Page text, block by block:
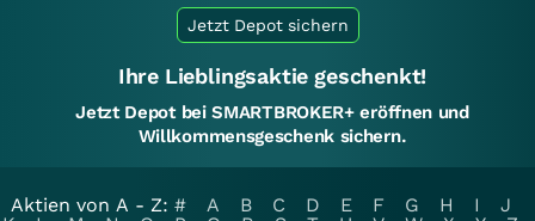
Jetzt Depot sichern
Ihre Lieblingsaktie geschenkt!
Jetzt Depot bei SMARTBROKER+ eröffnen und
Willkommensgeschenk sichern.
Aktien von A - Z: # A B C D E F G H I
J